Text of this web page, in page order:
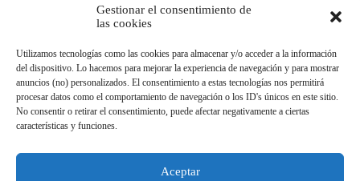
Gestionar el consentimiento de
las cookies
Utilizamos tecnologías como las cookies para almacenar y/o acceder a la información
del dispositivo. Lo hacemos para mejorar la experiencia de navegación y para mostrar
anuncios (no) personalizados. El consentimiento a estas tecnologías nos permitirá
procesar datos como el comportamiento de navegación o los ID's únicos en este sitio.
No consentir o retirar el consentimiento, puede afectar negativamente a ciertas
características y funciones.
Aceptar
Publicar el comentario